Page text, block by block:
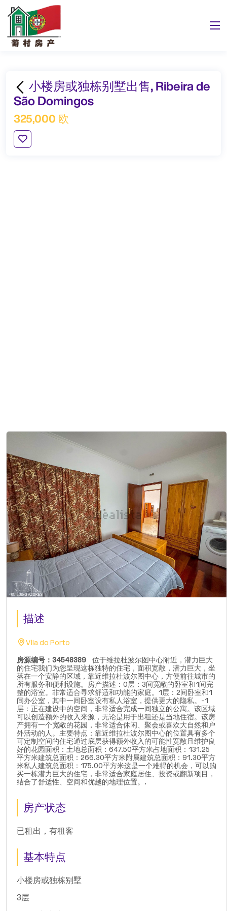
小楼房或独栋别墅出售, Ribeira de
São Domingos
325,000 欧
描述
Vila do Porto
房源编号：34548389 位于维拉杜波尔图中心附近，潜力巨大
的住宅我们为您呈现这栋独特的住宅，面积宽敞，潜力巨大，坐
落在一个安静的区域，靠近维拉杜波尔图中心，方便前往城市的
所有服务和便利设施。房产描述：0层：3间宽敞的卧室和1间完
整的浴室。非常适合寻求舒适和功能的家庭。1层：2间卧室和1
间办公室，其中一间卧室设有私人浴室，提供更大的隐私。-1
层：正在建设中的空间，非常适合完成一间独立的公寓。该区域
可以创造额外的收入来源，无论是用于出租还是当地住宿。该房
产拥有一个宽敞的花园，非常适合休闲、聚会或喜欢大自然和户
外活动的人。主要特点：靠近维拉杜波尔图中心的位置具有多个
可定制空间的住宅通过底层获得额外收入的可能性宽敞且维护良
好的花园面积：土地总面积：647.50平方米占地面积：131.25
平方米建筑总面积：266.30平方米附属建筑总面积：91.30平方
米私人建筑总面积：175.00平方米这是一个难得的机会，可以购
买一栋潜力巨大的住宅，非常适合家庭居住、投资或翻新项目，
结合了舒适性、空间和优越的地理位置。.
房产状态
已租出，有租客
基本特点
小楼房或独栋别墅
3层